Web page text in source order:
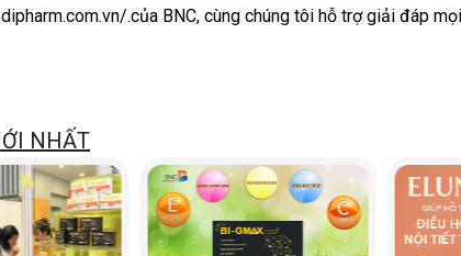
.của BNC, cùng chúng tôi hỗ trợ giải đáp
NHẤT